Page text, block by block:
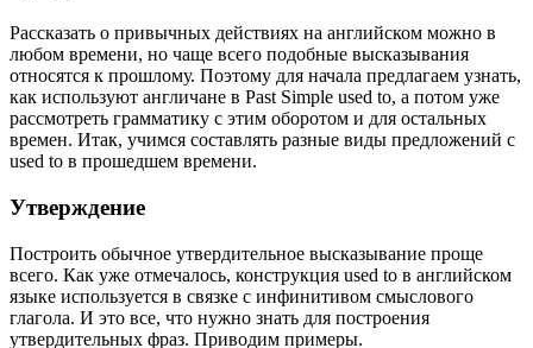
Рассказать о привычных действиях на английском можно в
любом времени, но чаще всего подобные высказывания
относятся к прошлому. Поэтому для начала предлагаем узнать,
как используют англичане в Past Simple used to, а потом уже
рассмотреть грамматику с этим оборотом и для остальных
времен. Итак, учимся составлять разные виды предложений с
used to в прошедшем времени.
Утверждение
Построить обычное утвердительное высказывание проще
всего. Как уже отмечалось, конструкция used to в английском
языке используется в связке с инфинитивом смыслового
глагола. И это все, что нужно знать для построения
утвердительных фраз. Приводим примеры.